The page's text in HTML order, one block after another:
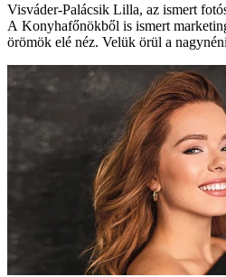
Visváder-Palácsik Lilla, az ismert
A Konyhafőnökből is ismert
örömök elé néz. Velük örül a